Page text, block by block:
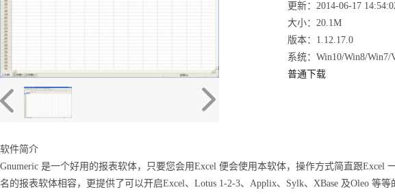
更新：2014-06-17
大小：20.1M
版本：1.12.17.0
系统：Win10/Win8/Win7/
普通下载
软件简介
Gnumeric 是一个好用的报表软体，只要您会用Excel 便会使用本软体，操作方式简直跟Excel
名的报表软体相容，更提供了可以开启Excel、Lotus 1-2-3、Applix、Sylk、XBase 及Oleo 等等